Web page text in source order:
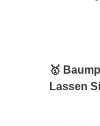
🥇
Lassen